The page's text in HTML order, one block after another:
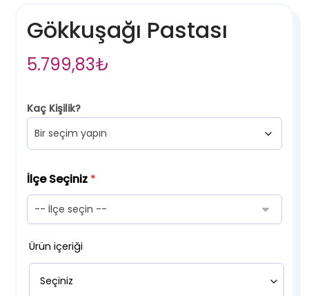
Gökkuşağı Pastası
5.799,83₺
Kaç Kişilik?
İlçe Seçiniz *
Ürün içeriği